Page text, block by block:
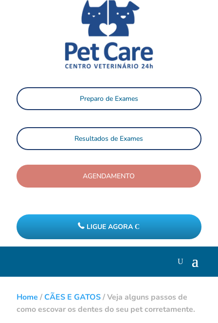
Preparo de Exames
Resultados de Exames
AGENDAMENTO
LIGUE AGORA
Home /CÃES E GATOS/Veja alguns passos de
como escovar os dentes do seu pet corretamente.